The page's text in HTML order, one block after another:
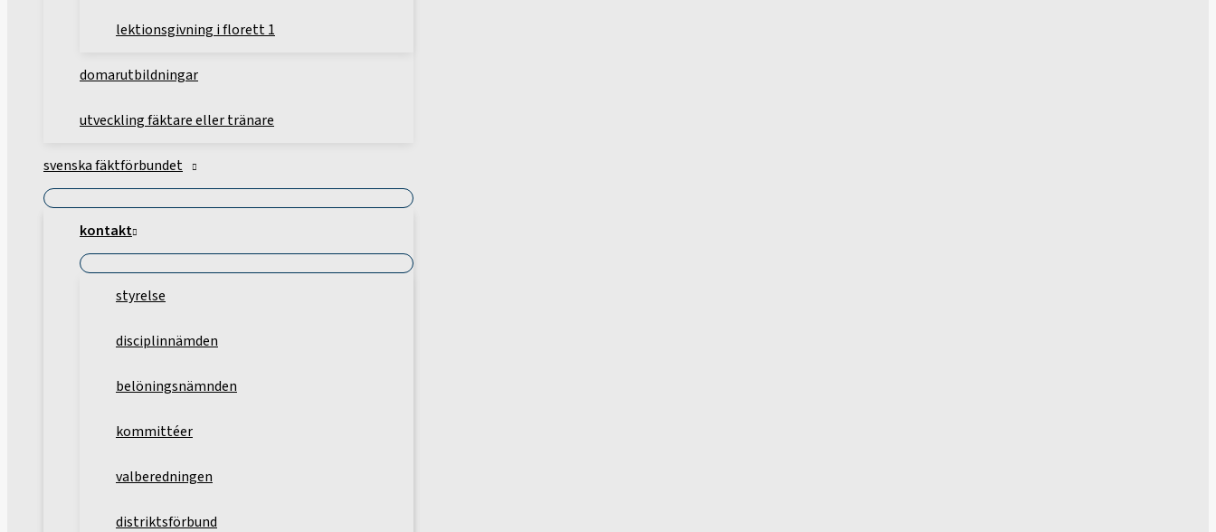
lektionsgivning i florett 1
domarutbildningar
utveckling fäktare eller tränare
svenska fäktförbundet
kontakt
styrelse
disciplinnämden
belöningsnämnden
kommittéer
valberedningen
distriktsförbund